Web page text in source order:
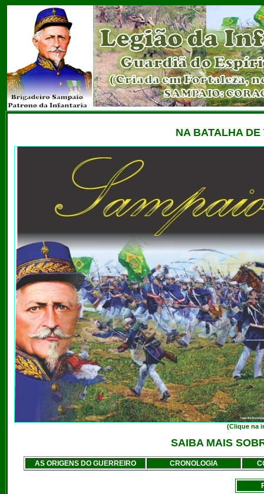
NA BATALHA
(Clique na
SAIBA MAIS
AS ORIGENS DO GUERREIRO CRONOLOGIA